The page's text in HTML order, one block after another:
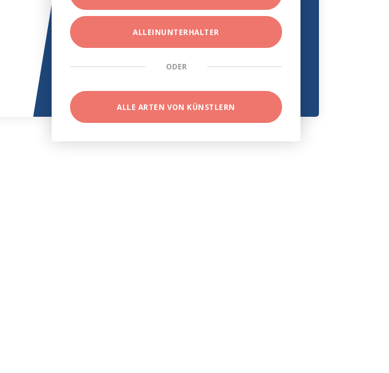
ALLEINUNTERHALTER
ODER
ALLE ARTEN VON KÜNSTLERN